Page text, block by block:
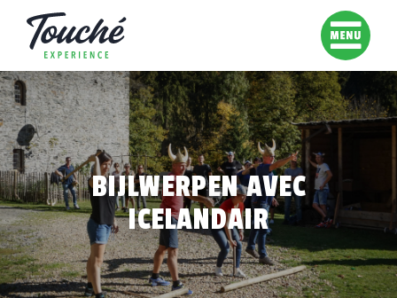
BIJLWERPEN AVEC
ICELANDAIR